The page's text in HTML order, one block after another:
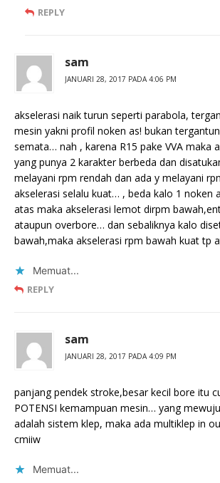
REPLY
sam
JANUARI 28, 2017 PADA 4:06 PM
akselerasi naik turun seperti parabola,
mesin yakni profil noken as! bukan
semata… nah , karena R15 pake VVA maka
yang punya 2 karakter berbeda dan
melayani rpm rendah dan ada y melayani
akselerasi selalu kuat… , beda kalo 1 noken
atas maka akselerasi lemot dirpm
ataupun overbore… dan sebaliknya kalo
bawah,maka akselerasi rpm bawah kuat tp
Memuat...
REPLY
sam
JANUARI 28, 2017 PADA 4:09 PM
panjang pendek stroke,besar kecil bore itu
POTENSI kemampuan mesin… yang
adalah sistem klep, maka ada multiklep in
cmiiw
Memuat...